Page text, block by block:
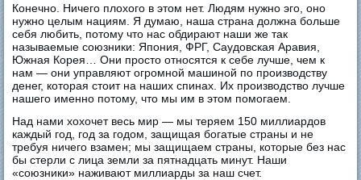
Конечно. Ничего плохого в этом нет. Людям нужно эго, оно
нужно целым нациям. Я думаю, наша страна должна больше
себя любить, потому что нас обдирают наши же так
называемые союзники: Япония, ФРГ, Саудовская Аравия,
Южная Корея… Они просто относятся к себе лучше, чем к
нам — они управляют огромной машиной по производству
денег, которая стоит на наших спинах. Их производство лучше
нашего именно потому, что мы им в этом помогаем.
Над нами хохочет весь мир — мы теряем 150 миллиардов
каждый год, год за годом, защищая богатые страны и не
требуя ничего взамен; мы защищаем страны, которые без нас
бы стерли с лица земли за пятнадцать минут. Наши
«союзники» наживают миллиарды за наш счет.